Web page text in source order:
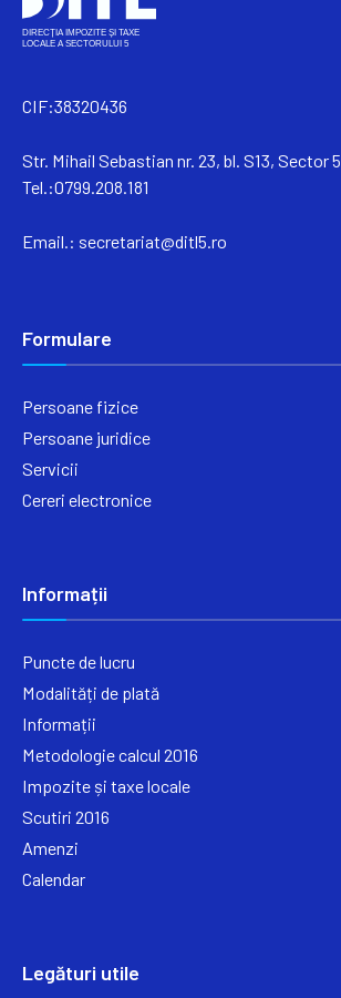
CIF:38320436
Str. Mihail Sebastian nr. 23, bl. S13, Sector 5
Tel.:0799.208.181
Email.: secretariat@ditl5.ro
Formulare
Persoane fizice
Persoane juridice
Servicii
Cereri electronice
Informații
Puncte de lucru
Modalități de plată
Informații
Metodologie calcul 2016
Impozite și taxe locale
Scutiri 2016
Amenzi
Calendar
Legături utile